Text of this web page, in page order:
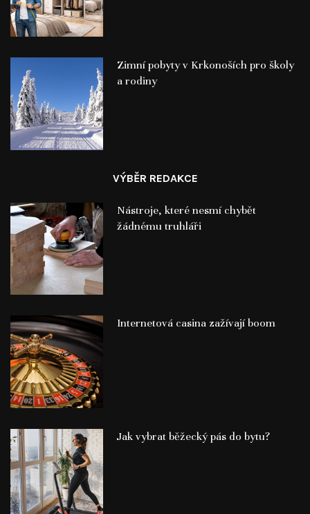
Zimní pobyty v Krkonoších pro školy
a rodiny
VÝBĚR REDAKCE
Nástroje, které nesmí chybět
žádnému truhláři
Internetová casina zažívají boom
Jak vybrat běžecký pás do bytu?